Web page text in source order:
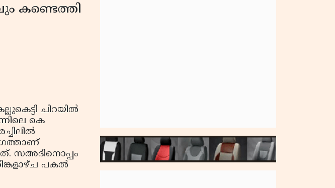
കണ്ടെത്തി
ചിറയില്‍
കെ
സഅദിനൊപ്പം
പകല്‍